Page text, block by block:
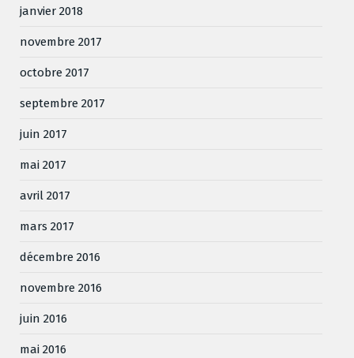
janvier 2018
novembre 2017
octobre 2017
septembre 2017
juin 2017
mai 2017
avril 2017
mars 2017
décembre 2016
novembre 2016
juin 2016
mai 2016